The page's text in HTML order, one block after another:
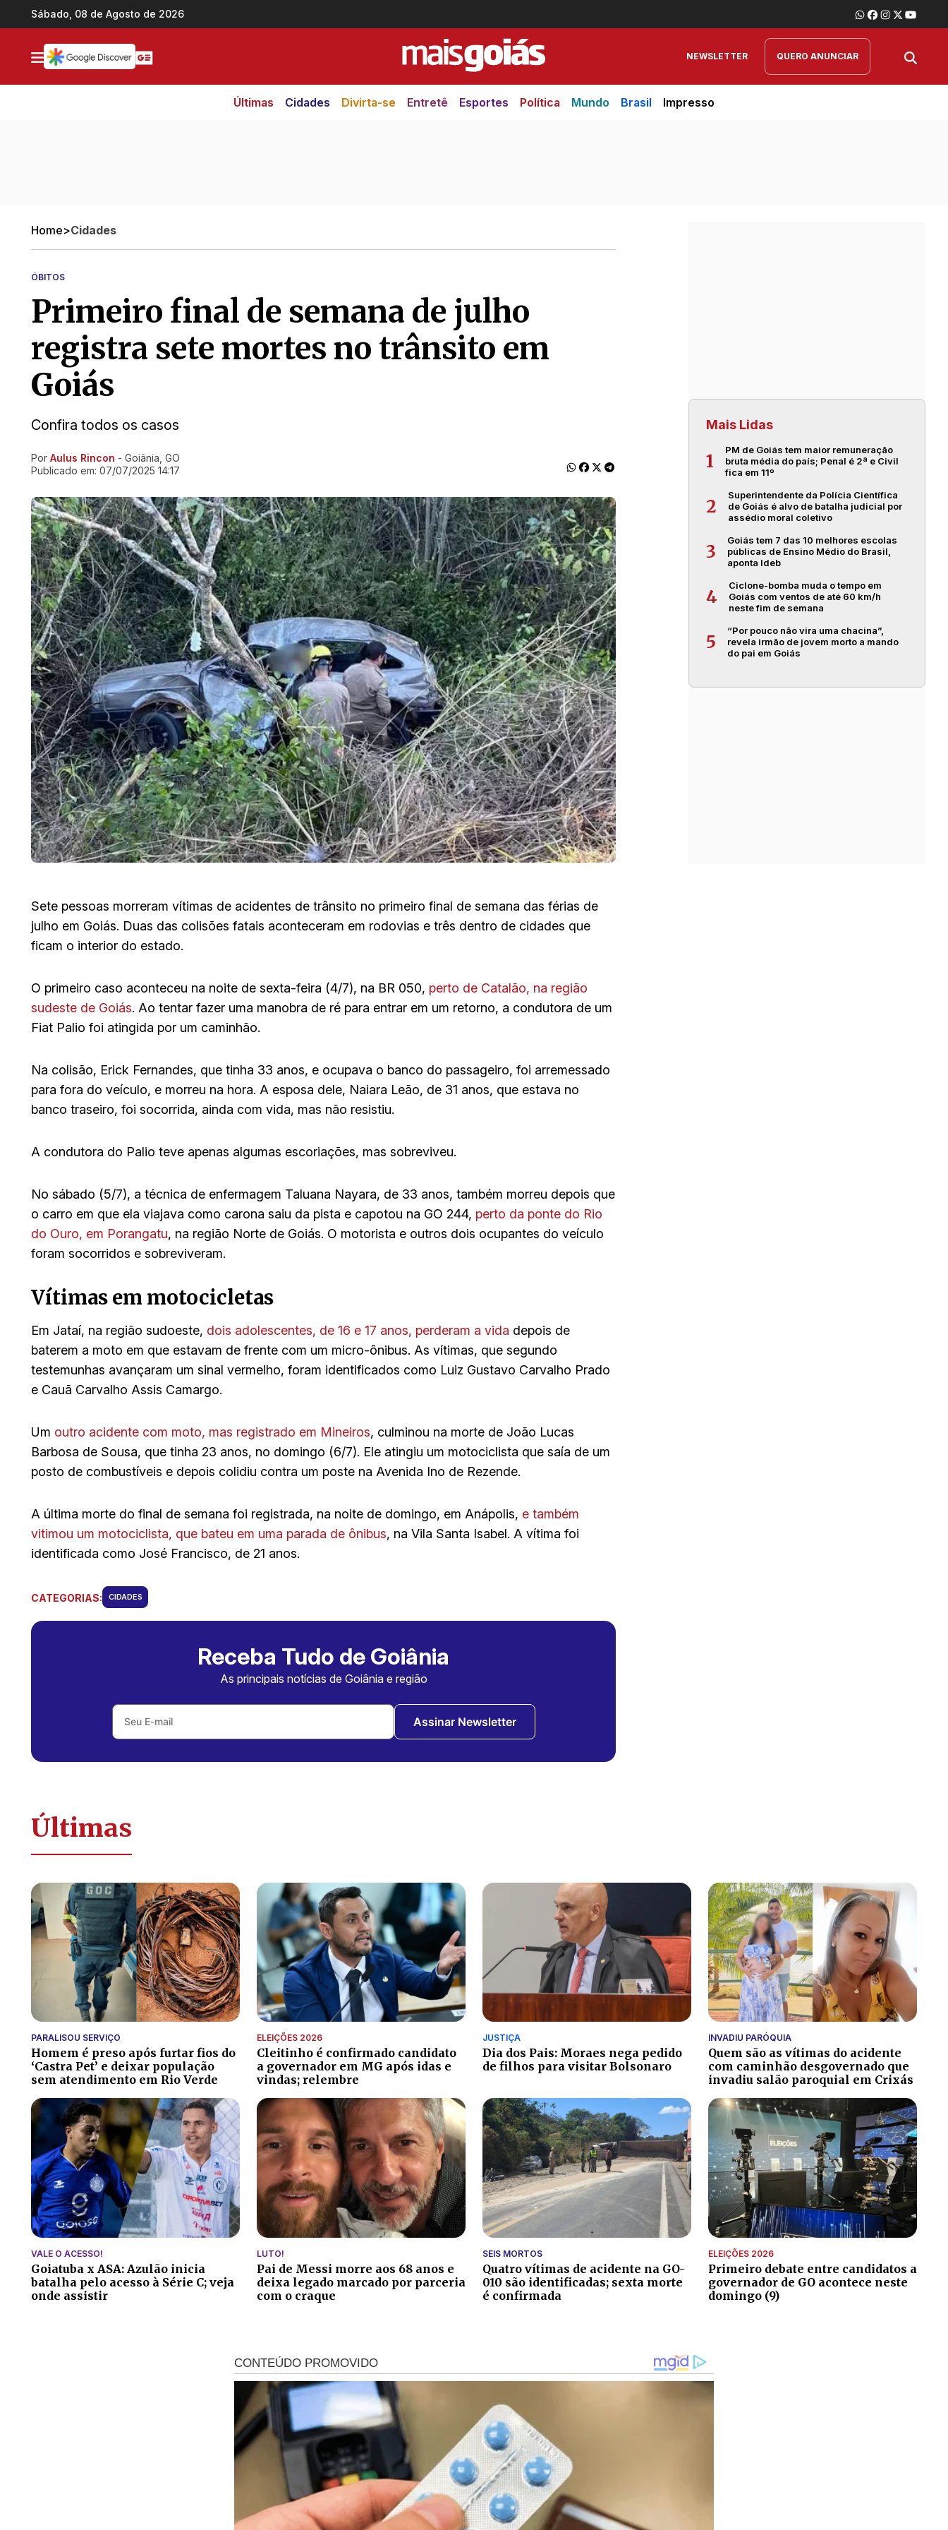
Ir direto pro conteúdo
Sábado, 08 de Agosto de 2026
NEWSLETTER QUERO ANUNCIAR
Últimas Cidades Divirta-se Entretê Esportes Política Mundo Brasil Impresso
Home>Cidades
ÓBITOS
Primeiro final de semana de julho
registra sete mortes no trânsito em
Goiás
Confira todos os casos
Ir direto pra matéria
Por Aulus Rincon - Goiânia, GO
Publicado em: 07/07/2025 14:17
Sete pessoas morreram vítimas de acidentes de trânsito no primeiro final de semana das férias de
julho em Goiás. Duas das colisões fatais aconteceram em rodovias e três dentro de cidades que
ficam o interior do estado.
O primeiro caso aconteceu na noite de sexta-feira (4/7), na BR 050, perto de Catalão, na região
sudeste de Goiás. Ao tentar fazer uma manobra de ré para entrar em um retorno, a condutora de um
Fiat Palio foi atingida por um caminhão.
Na colisão, Erick Fernandes, que tinha 33 anos, e ocupava o banco do passageiro, foi arremessado
para fora do veículo, e morreu na hora. A esposa dele, Naiara Leão, de 31 anos, que estava no
banco traseiro, foi socorrida, ainda com vida, mas não resistiu.
A condutora do Palio teve apenas algumas escoriações, mas sobreviveu.
No sábado (5/7), a técnica de enfermagem Taluana Nayara, de 33 anos, também morreu depois que
o carro em que ela viajava como carona saiu da pista e capotou na GO 244, perto da ponte do Rio
do Ouro, em Porangatu, na região Norte de Goiás. O motorista e outros dois ocupantes do veículo
foram socorridos e sobreviveram.
Vítimas em motocicletas
Em Jataí, na região sudoeste, dois adolescentes, de 16 e 17 anos, perderam a vida depois de
baterem a moto em que estavam de frente com um micro-ônibus. As vítimas, que segundo
testemunhas avançaram um sinal vermelho, foram identificados como Luiz Gustavo Carvalho Prado
e Cauã Carvalho Assis Camargo.
Um outro acidente com moto, mas registrado em Mineiros, culminou na morte de João Lucas
Barbosa de Sousa, que tinha 23 anos, no domingo (6/7). Ele atingiu um motociclista que saía de um
posto de combustíveis e depois colidiu contra um poste na Avenida Ino de Rezende.
A última morte do final de semana foi registrada, na noite de domingo, em Anápolis, e também
vitimou um motociclista, que bateu em uma parada de ônibus, na Vila Santa Isabel. A vítima foi
identificada como José Francisco, de 21 anos.
CATEGORIAS: CIDADES
Receba Tudo de Goiânia
As principais notícias de Goiânia e região
Assinar Newsletter
Mais Lidas
1
PM de Goiás tem maior remuneração
bruta média do país; Penal é 2ª e Civil
fica em 11º
2
Superintendente da Polícia Científica
de Goiás é alvo de batalha judicial por
assédio moral coletivo
3
Goiás tem 7 das 10 melhores escolas
públicas de Ensino Médio do Brasil,
aponta Ideb
4
Ciclone-bomba muda o tempo em
Goiás com ventos de até 60 km/h
neste fim de semana
5
“Por pouco não vira uma chacina”,
revela irmão de jovem morto a mando
do pai em Goiás
Últimas
PARALISOU SERVIÇO
Homem é preso após furtar fios do
‘Castra Pet’ e deixar população
sem atendimento em Rio Verde
ELEIÇÕES 2026
Cleitinho é confirmado candidato
a governador em MG após idas e
vindas; relembre
JUSTIÇA
Dia dos Pais: Moraes nega pedido
de filhos para visitar Bolsonaro
INVADIU PARÓQUIA
Quem são as vítimas do acidente
com caminhão desgovernado que
invadiu salão paroquial em Crixás
VALE O ACESSO!
Goiatuba x ASA: Azulão inicia
batalha pelo acesso à Série C; veja
onde assistir
LUTO!
Pai de Messi morre aos 68 anos e
deixa legado marcado por parceria
com o craque
SEIS MORTOS
Quatro vítimas de acidente na GO-
010 são identificadas; sexta morte
é confirmada
ELEIÇÕES 2026
Primeiro debate entre candidatos a
governador de GO acontece neste
domingo (9)